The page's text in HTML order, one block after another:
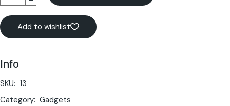
Add to wishlist
Info
SKU: 13
Category: Gadgets